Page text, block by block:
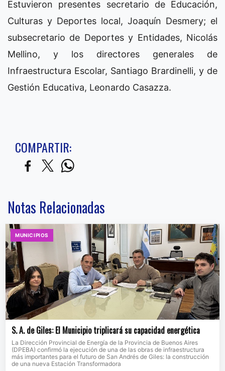
Estuvieron presentes secretario de Educación,
Culturas y Deportes local, Joaquín Desmery; el
subsecretario de Deportes y Entidades, Nicolás
Mellino, y los directores generales de
Infraestructura Escolar, Santiago Brardinelli, y de
Gestión Educativa, Leonardo Casazza.
COMPARTIR:
Notas Relacionadas
MUNICIPIOS
S. A. de Giles: El Municipio triplicará su capacidad energética
La Dirección Provincial de Energía de la Provincia de Buenos Aires
(DPEBA) confirmó la ejecución de una de las obras de infraestructura
más importantes para el futuro de San Andrés de Giles: la construcción
de una nueva Estación Transformadora